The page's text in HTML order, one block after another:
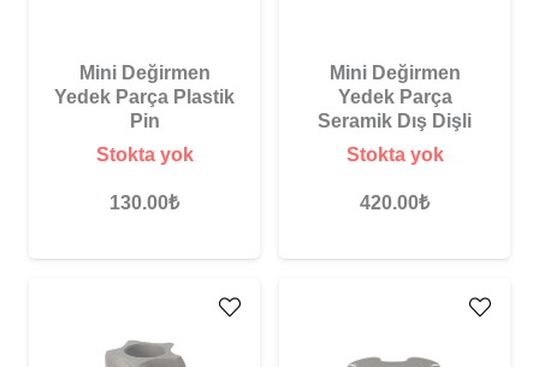
Mini Değirmen
Yedek Parça Plastik
Pin
Stokta yok
130.00₺
Mini Değirmen
Yedek Parça
Seramik Dış Dişli
Stokta yok
420.00₺